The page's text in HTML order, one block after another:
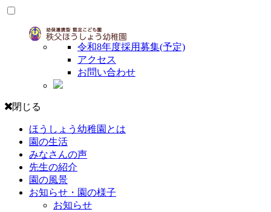
令和8年度採用募集(予定)
アクセス
お問い合わせ
閉じる
ほうしょう幼稚園とは
園の生活
みなさんの声
先生の紹介
園の風景
お知らせ・園の様子
お知らせ